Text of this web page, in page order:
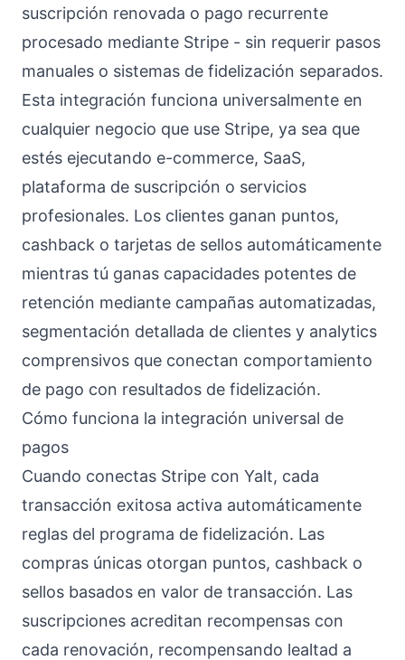
suscripción renovada o pago recurrente
procesado mediante Stripe - sin requerir pasos
manuales o sistemas de fidelización separados.
Esta integración funciona universalmente en
cualquier negocio que use Stripe, ya sea que
estés ejecutando e-commerce, SaaS,
plataforma de suscripción o servicios
profesionales. Los clientes ganan puntos,
cashback o tarjetas de sellos automáticamente
mientras tú ganas capacidades potentes de
retención mediante campañas automatizadas,
segmentación detallada de clientes y analytics
comprensivos que conectan comportamiento
de pago con resultados de fidelización.
Cómo funciona la integración universal de
pagos
Cuando conectas Stripe con Yalt, cada
transacción exitosa activa automáticamente
reglas del programa de fidelización. Las
compras únicas otorgan puntos, cashback o
sellos basados en valor de transacción. Las
suscripciones acreditan recompensas con
cada renovación, recompensando lealtad a